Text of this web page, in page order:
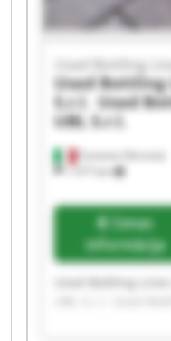
Fumane (Verona)
1 577 km
Used Bottling
Used Bottling
S.r.l.
Used
UBL S.r.l.
Cenas
informācija
Used Bottling
Bottling Lines UBL